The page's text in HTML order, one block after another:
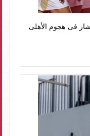
فى هجوم الأهلى